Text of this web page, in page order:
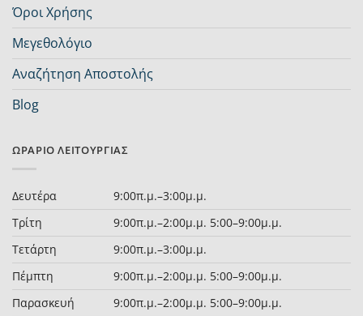
Όροι Χρήσης
Μεγεθολόγιο
Αναζήτηση Αποστολής
Blog
ΩΡΆΡΙΟ ΛΕΙΤΟΥΡΓΊΑΣ
Δευτέρα
9:00π.μ.–3:00μ.μ.
Τρίτη
9:00π.μ.–2:00μ.μ. 5:00–9:00μ.μ.
Τετάρτη
9:00π.μ.–3:00μ.μ.
Πέμπτη
9:00π.μ.–2:00μ.μ. 5:00–9:00μ.μ.
Παρασκευή
9:00π.μ.–2:00μ.μ. 5:00–9:00μ.μ.